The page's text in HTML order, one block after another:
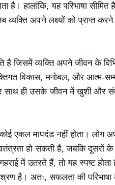
है। हालांकि, यह परिभाषा
अपने लक्ष्यों को प्राप्त
है जिसमें व्यक्ति अपने जीवन के
विकास, मनोबल, और आत्म-
साथ ही उसके जीवन में खुशी और
एकल मापदंड नहीं होता। लोग
हो सकती है, जबकि दूसरों के
में उतरते हैं, तो यह स्पष्ट होता
है। अतः, सफलता की